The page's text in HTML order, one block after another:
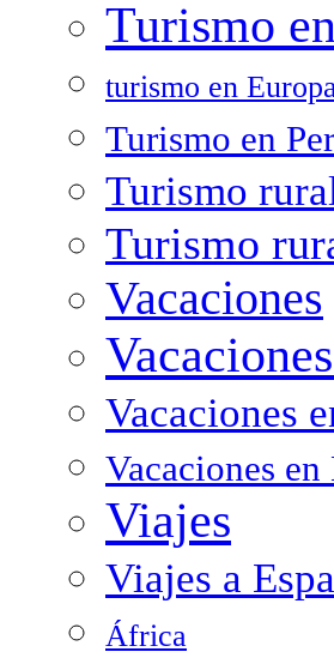
Turismo
turismo en
Turismo en
Turismo
Turismo
Vacaciones
Vacaciones
Vacaciones
Viajes
Viajes a
África